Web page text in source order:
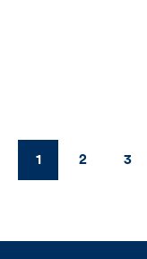
1 2 3